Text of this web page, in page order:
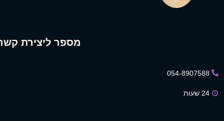
מספר ליצירת
054-8907588
24 שעות